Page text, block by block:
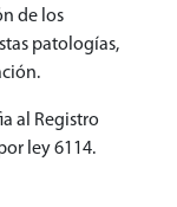
de los
patologías,
al Registro
ley 6114.